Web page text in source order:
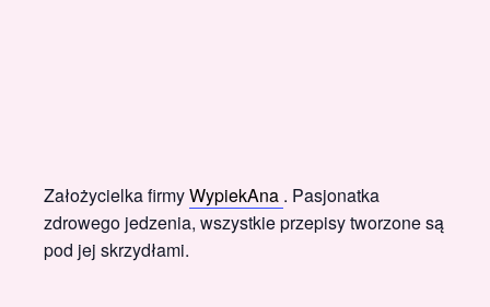
Założycielka firmyWypiekAna . Pasjonatka
zdrowego jedzenia, wszystkie przepisy tworzone są
pod jej skrzydłami.